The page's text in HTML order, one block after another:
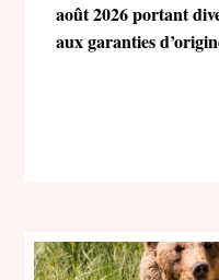
août 2026 portant
aux garanties